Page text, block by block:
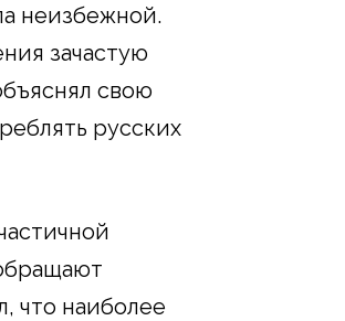
неизбежной.
зачастую
свою
русских
что наиболее